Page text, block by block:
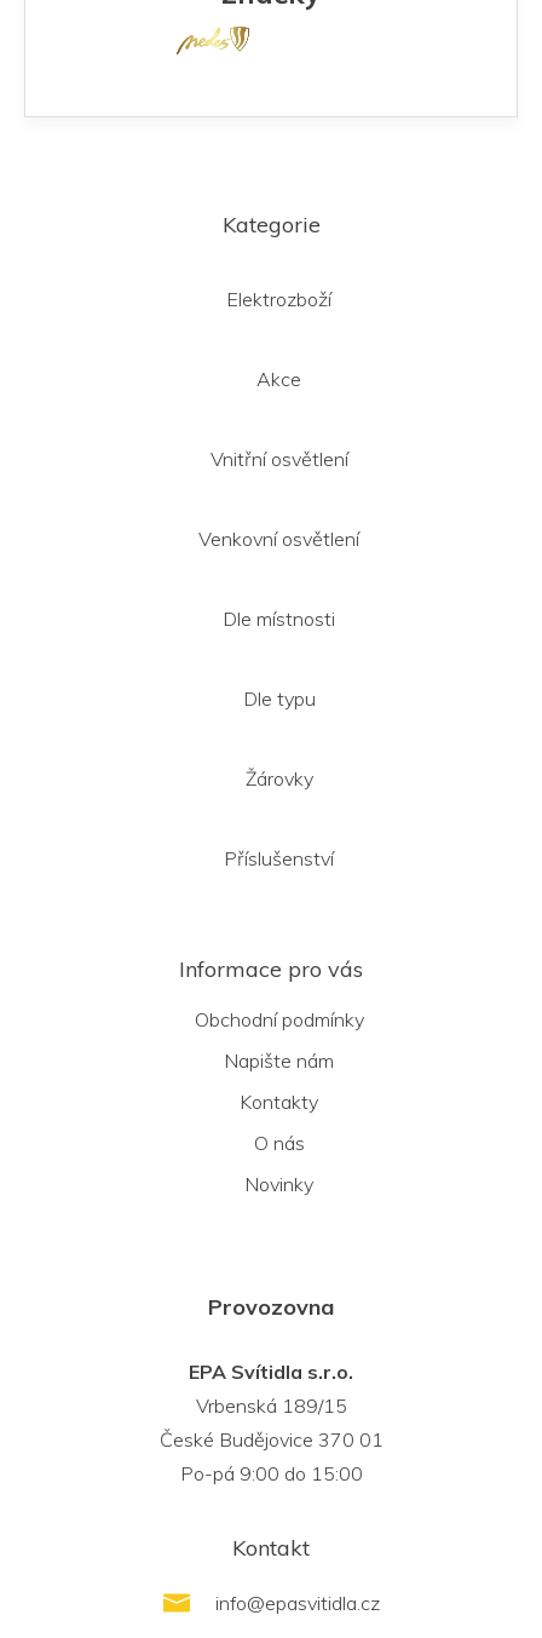
Kategorie
Elektrozboží
Akce
Vnitřní osvětlení
Venkovní osvětlení
Dle místnosti
Dle typu
Žárovky
Příslušenství
Informace pro vás
Obchodní podmínky
Napište nám
Kontakty
O nás
Novinky
Provozovna
EPA Svítidla s.r.o.
Vrbenská 189/15
České Budějovice 370 01
Po-pá 9:00 do 15:00
Kontakt
info@epasvitidla.cz